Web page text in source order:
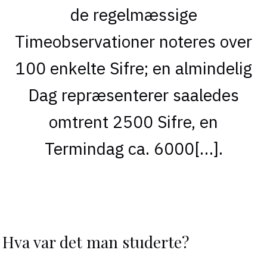
de regelmæssige
Timeobservationer noteres over
100 enkelte Sifre; en almindelig
Dag repræsenterer saaledes
omtrent 2500 Sifre, en
Termindag ca. 6000[…].
Hva var det man studerte?